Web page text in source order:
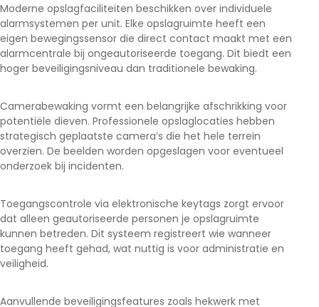
Moderne opslagfaciliteiten beschikken over individuele
alarmsystemen per unit. Elke opslagruimte heeft een
eigen bewegingssensor die direct contact maakt met een
alarmcentrale bij ongeautoriseerde toegang. Dit biedt een
hoger beveiligingsniveau dan traditionele bewaking.
Camerabewaking vormt een belangrijke afschrikking voor
potentiële dieven. Professionele opslaglocaties hebben
strategisch geplaatste camera’s die het hele terrein
overzien. De beelden worden opgeslagen voor eventueel
onderzoek bij incidenten.
Toegangscontrole via elektronische keytags zorgt ervoor
dat alleen geautoriseerde personen je opslagruimte
kunnen betreden. Dit systeem registreert wie wanneer
toegang heeft gehad, wat nuttig is voor administratie en
veiligheid.
Aanvullende beveiligingsfeatures zoals hekwerk met